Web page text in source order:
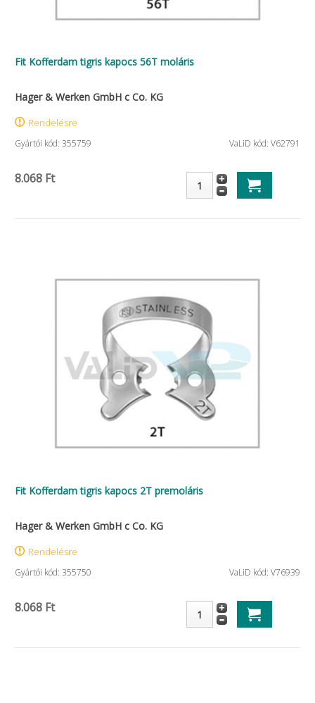
Fit Kofferdam tigris kapocs 56T moláris
Hager & Werken GmbH c Co. KG
Rendelésre
Gyártói kód: 355759 VaLiD kód: V62791
8.068 Ft
Fit Kofferdam tigris kapocs 2T premoláris
Hager & Werken GmbH c Co. KG
Rendelésre
Gyártói kód: 355750 VaLiD kód: V76939
8.068 Ft